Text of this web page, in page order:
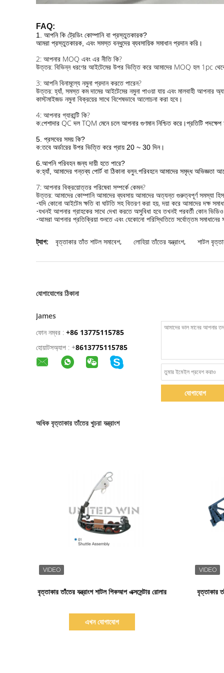
FAQ:
1. আপনি কি ট্রেডিং কোম্পানি বা প্রস্তুতকারক?
আমরা প্রস্তুতকারক, এবং সমস্ত বন্ধুদের ব্যবসায়িক সমাধান প্রদান করি।
2: আপনার MOQ এবং এর নীতি কি?
উত্তর: বিভিন্ন ধরণের আইটেমের উপর ভিত্তি করে আমাদের MOQ হল 1pc
3: আপনি বিনামূল্যে নমুনা প্রদান করতে পারেন?
উত্তর: হ্যাঁ, সমস্ত কম দামের আইটেমের নমুনা পাওয়া যায় এবং মালবাহী আপনার
কাস্টমাইজড নমুনা বিক্রয়ের সাথে বিশেষভাবে আলোচনা করা হবে।
4: আপনার গ্যারান্টি কি?
ক:পেশাদার QC দল TQM মেনে চলে আপনার গুণমান নিশ্চিত করে।প্রতিটি
5. প্রসবের সময় কি?
ক:তবে অর্ডারের উপর ভিত্তি করে প্রায় 20 ~ 30 দিন।
6. আপনি পরিবহন জন্য দায়ী হতে পারে?
ক:হ্যাঁ, আমাদের গন্তব্য পোর্ট বা ঠিকানা বলুন.পরিবহনে আমাদের সমৃদ্ধ অভিজ্ঞতা
7: আপনার বিক্রয়োত্তর পরিষেবা সম্পর্কে কেমন?
উত্তর: আমাদের কোম্পানি আমাদের ব্যবসায় আমাদের অত্যন্ত গুরুত্বপূর্ণ সমস্যা
•যদি কোনো আইটেম ক্ষতি বা ঘাটতি সহ বিতরণ করা হয়, দয়া করে আমাদের দক্ষ
•যখনই আপনার গ্রাহকের সাথে দেখা করতে অসুবিধা হবে তখনই পরবর্তী কোন ভিডিও
•আমরা আপনার প্রতিক্রিয়া শুনতে এবং যেকোনো পরিস্থিতিতে সর্বোত্তম
ট্যাগ: বৃত্তাকার তাঁত শাটল সমাবেশ, লোহিয়া তাঁতের যন্ত্রাংশ, শাটল
যোগাযোগের ঠিকানা
James
ফোন নম্বর : +86 13775115785
হোয়াটসঅ্যাপ : +8613775115785
যোগাযোগ
অধিক বৃত্তাকার তাঁতের খুচরা যন্ত্রাংশ
বৃত্তাকার তাঁতের যন্ত্রাংশ শাটল পিকআপ এক্সসেন্টার রোলার
এখন যোগাযোগ
বৃত্তাকার